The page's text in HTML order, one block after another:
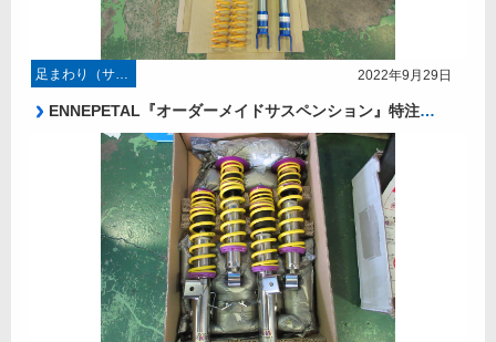
足まわり（サスペンション・ブレーキ） 2022年9月29日
ENNEPETAL『オーダーメイドサスペンション』特注サスペンションキット